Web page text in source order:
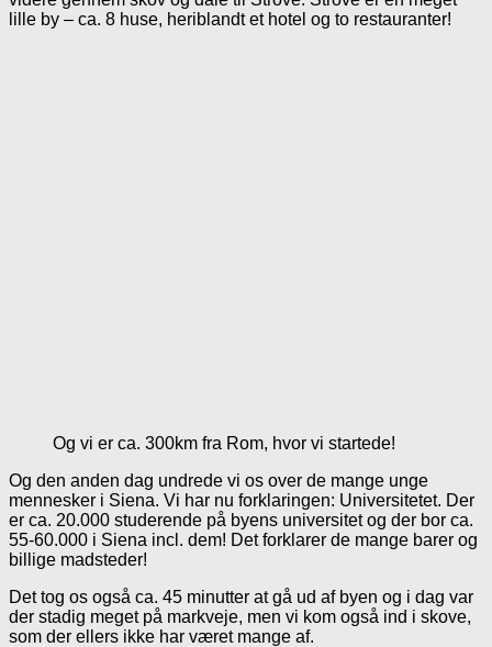
lille by – ca. 8 huse, heriblandt et hotel og to restauranter!
Og vi er ca. 300km fra Rom, hvor vi startede!
Og den anden dag undrede vi os over de mange unge
mennesker i Siena. Vi har nu forklaringen: Universitetet. Der
er ca. 20.000 studerende på byens universitet og der bor ca.
55-60.000 i Siena incl. dem! Det forklarer de mange barer og
billige madsteder!
Det tog os også ca. 45 minutter at gå ud af byen og i dag var
der stadig meget på markveje, men vi kom også ind i skove,
som der ellers ikke har været mange af.